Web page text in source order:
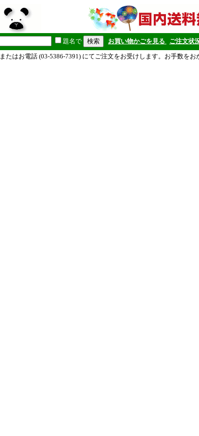
題名で お買い物かごを見る ご注文状
またはお電話 (03-5386-7391) にてご注文をお受けします。お手数をお